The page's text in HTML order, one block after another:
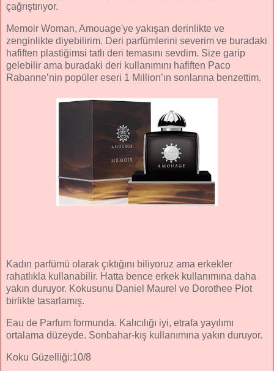
çağrıştırıyor.
Memoir Woman, Amouage'ye yakışan derinlikte ve
zenginlikte diyebilirim. Deri parfümlerini severim ve buradaki
hafiften plastiğimsi tatlı deri temasını sevdim. Size garip
gelebilir ama buradaki deri kullanımını hafiften Paco
Rabanne’nin popüler eseri 1 Million’ın sonlarına benzettim.
Kadın parfümü olarak çıktığını biliyoruz ama erkekler
rahatlıkla kullanabilir. Hatta bence erkek kullanımına daha
yakın duruyor. Kokusunu Daniel Maurel ve Dorothee Piot
birlikte tasarlamış.
Eau de Parfum formunda. Kalıcılığı iyi, etrafa yayılımı
ortalama düzeyde. Sonbahar-kış kullanımına yakın duruyor.
Koku Güzelliği:10/8